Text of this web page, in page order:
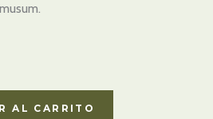
AL CARRITO